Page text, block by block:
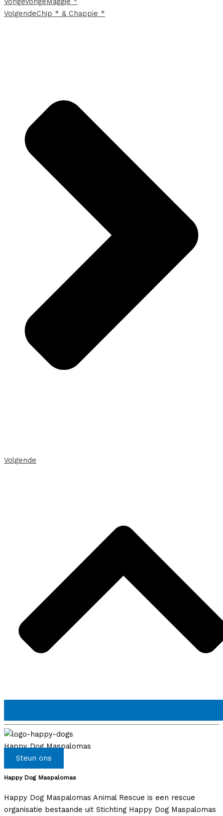
VolgendeChip * & Chappie *
Volgende
Happy Dog Maspalomas
Steun ons
Happy Dog Maspalomas
Happy Dog Maspalomas Animal Rescue is een rescue
organisatie bestaande uit Stichting Happy Dog Maspalomas